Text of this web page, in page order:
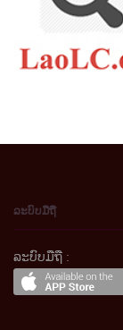
ລະບົບມືຖື
ລະບົບມືຖື :